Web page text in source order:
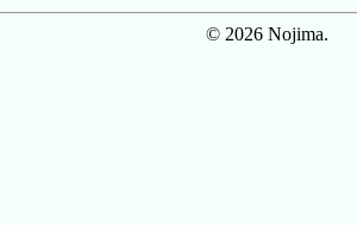
© 2026 Nojima.